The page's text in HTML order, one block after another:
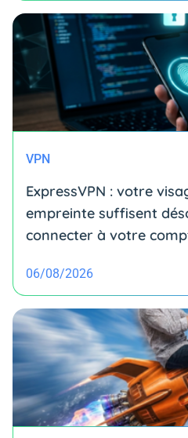
VPN
ExpressVPN : votre
empreinte suffisent
connecter à votre
06/08/2026